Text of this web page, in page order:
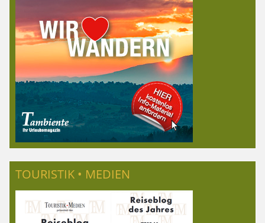
TOURISTIK • MEDIEN